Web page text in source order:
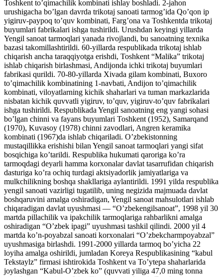
Toshkent to’qimachilik kombinati ishlay boshladi. 2-jahon
urushigacha bo’lgan davrda trikotaj sanoati tarmog’ida Qo’qon ip
yigiruv-paypoq to’quv kombinati, Farg’ona va Toshkentda trikotaj
buyumlari fabrikalari ishga tushirildi. Urushdan keyingi yillarda
Yengil sanoat tarmoqlari yanada rivojlandi, bu sanoatning texnika
bazasi takomillashtirildi. 60-yillarda respublikada trikotaj ishlab
chiqarish ancha taraqqiyotga erishdi, Toshkent “Malika” trikotaj
ishlab chiqarish birlashmasi, Andijonda ichki trikotaj buyumlari
fabrikasi qurildi. 70-80-yillarda Xivada gilam kombinati, Buxoro
to’qimachilik kombinatining 1-navbati, Andijon to’qimachilik
kombinati, viloyatlarning kichik shaharlari va tuman markazlarida
nisbatan kichik quvvatli yigiruv, to’quv, yigiruv-to’quv fabrikalari
ishga tushirildi. Respublikada Yengil sanoatning eng yangi sohasi
bo’lgan chinni va fayans buyumlari Toshkent (1952), Samarqand
(1970), Kuvasoy (1978) chinni zavodlari, Angren keramika
kombinati (1967)da ishlab chiqariladi. O’zbekistonning
mustaqillikka erishishi bilan Yengil sanoat tarmoqlari yangi sifat
bosqichiga ko’tarildi. Respublika hukumati qaroriga ko’ra
tarmoqdagi deyarli hamma korxonalar davlat tasarrufidan chiqarish
dasturiga ko’ra ochiq turdagi aktsiyadorlik jamiyatlariga va
mulkchilikning boshqa shakllariga aylantirildi. 1991 yilda respublika
yengil sanoati vazirligi tugatilib, uning negizida majmuada davlat
boshqaruvini amalga oshiradigan, Yengil sanoat mahsulotlari ishlab
chiqaradigan davlat uyushmasi — “O’zbekengilsanoat”, 1998 yil 30
martda pillachilik va ipakchilik tarmoqlariga rahbarlikni amalga
oshiradigan “O’zbek ipagi” uyushmasi tashkil qilindi. 2000 yil 4
martda ko’n-poyabzal sanoati korxonalari “O’zbekcharmpoyabzal”
uyushmasiga birlashdi. 1991-2000 yillarda tarmoq bo’yicha 22
loyiha amalga oshirildi, jumladan Koreya Respublikasining “kabul
Tekstaylz” firmasi ishtirokida Toshkent va To’ytepa shaharlarida
joylashgan “Kabul-O’zbek ko” (quvvati yiliga 47,0 ming tonna